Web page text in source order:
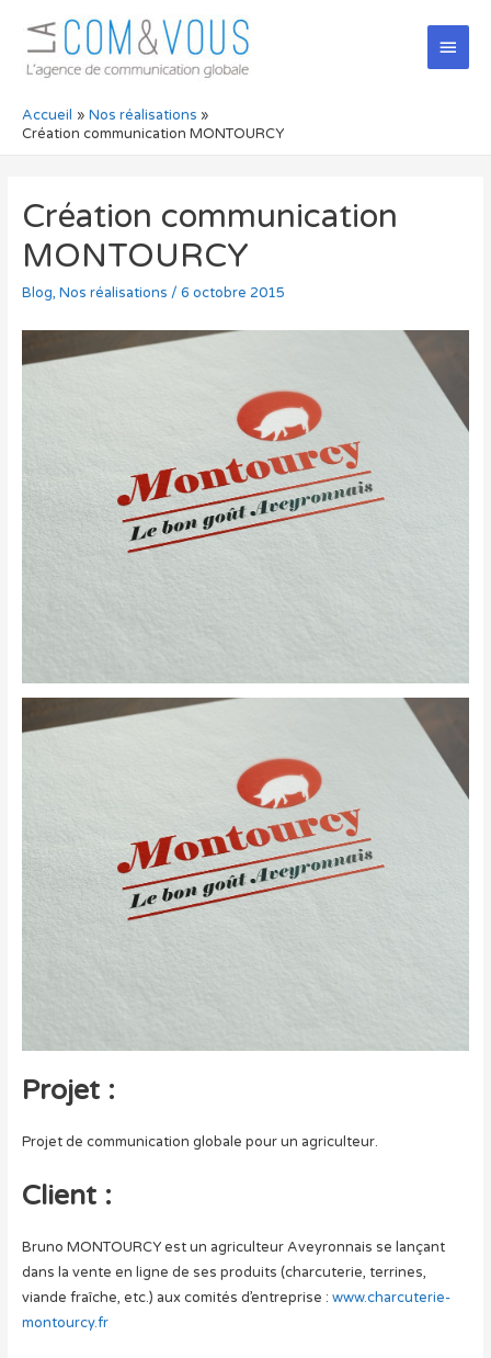
Accueil
Nos réalisations
Création communication MONTOURCY
Création communication
MONTOURCY
Blog, Nos réalisations / 6 octobre 2015
Projet :
Projet de communication globale pour un agriculteur.
Client :
Bruno MONTOURCY est un agriculteur Aveyronnais se lançant
dans la vente en ligne de ses produits (charcuterie, terrines,
viande fraîche, etc.) aux comités d’entreprise : www.charcuterie-
montourcy.fr